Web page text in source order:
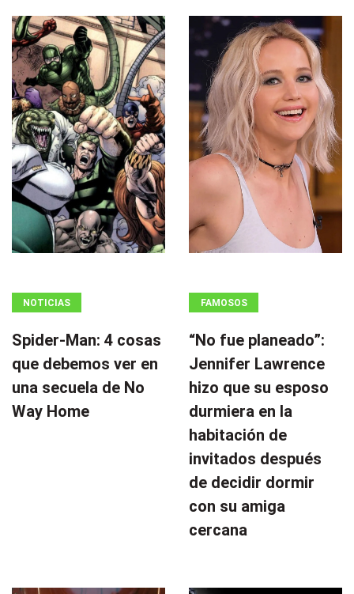
NOTICIAS
Spider-Man: 4 cosas
que debemos ver en
una secuela de No
Way Home
FAMOSOS
“No fue planeado”: ​​
Jennifer Lawrence
hizo que su esposo
durmiera en la
habitación de
invitados después
de decidir dormir
con su amiga
cercana